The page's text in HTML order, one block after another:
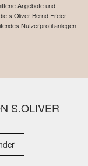
Angebote und
s.Oliver Bernd Freier
Nutzerprofil anlegen
S.OLIVER